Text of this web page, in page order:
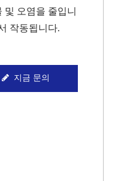
오염을 줄입니
작동됩니다.
지금 문의